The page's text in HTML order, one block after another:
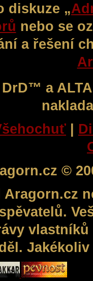
diskuze „
nebo se
a řešení
a
©
Aragorn.cz